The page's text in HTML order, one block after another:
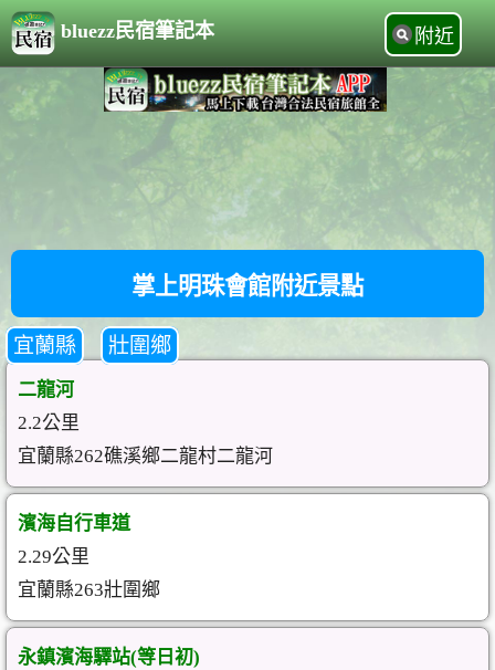
bluezz民宿筆記本 附近
掌上明珠會館附近景點
宜蘭縣 壯圍鄉
二龍河
2.2公里
宜蘭縣262礁溪鄉二龍村二龍河
濱海自行車道
2.29公里
宜蘭縣263壯圍鄉
永鎮濱海驛站(等日初)